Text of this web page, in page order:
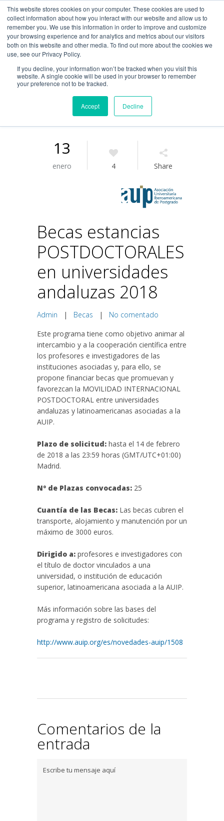
This website stores cookies on your computer. These cookies are used to
collect information about how you interact with our website and allow us to
remember you. We use this information in order to improve and customize
your browsing experience and for analytics and metrics about our visitors
both on this website and other media. To find out more about the cookies we
use, see our Privacy Policy.
If you decline, your information won’t be tracked when you visit this
website. A single cookie will be used in your browser to remember
your preference not to be tracked.
Accept Decline
Guía de uso
Acceso / Registro
13
enero 4 Share
Becas estancias
POSTDOCTORALES
en universidades
andaluzas 2018
Admin | Becas | No comentado
Este programa tiene como objetivo animar al
intercambio y a la cooperación científica entre
los profesores e investigadores de las
instituciones asociadas y, para ello, se
propone financiar becas que promuevan y
favorezcan la MOVILIDAD INTERNACIONAL
POSTDOCTORAL entre universidades
andaluzas y latinoamericanas asociadas a la
AUIP.
Plazo de solicitud: hasta el 14 de febrero
de 2018 a las 23:59 horas (GMT/UTC+01:00)
Madrid.
Nº de Plazas convocadas: 25
Cuantía de las Becas: Las becas cubren el
transporte, alojamiento y manutención por un
máximo de 3000 euros.
Dirigido a: profesores e investigadores con
el título de doctor vinculados a una
universidad, o institución de educación
superior, latinoamericana asociada a la AUIP.
Más información sobre las bases del
programa y registro de solicitudes:
http://www.auip.org/es/novedades-auip/1508
Comentarios de la
entrada